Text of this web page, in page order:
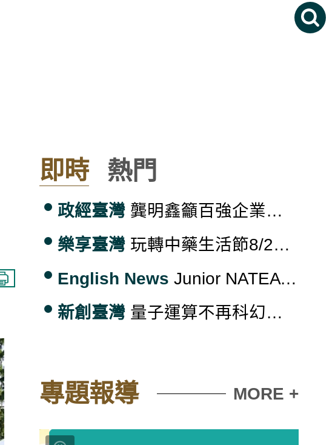
即時 熱門
政經臺灣 龔明鑫籲百強企業帶動中小微廠商升級 擴大贏者圈
樂享臺灣 玩轉中藥生活節8/29南投登場 推廣文化與應用
English News Junior NATEA Concludes Inaugural Seattle Tech Camp
新創臺灣 量子運算不再科幻 半導體為後盾台廠用蛋白戰術卡位
專題報導 MORE +